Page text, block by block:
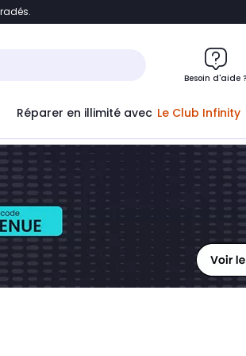
Besoin d'aide ?
Réparer en illimité avec Le Club Infinity